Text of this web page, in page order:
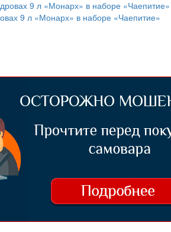
9 л «Монарх» в наборе «Чаепитие»